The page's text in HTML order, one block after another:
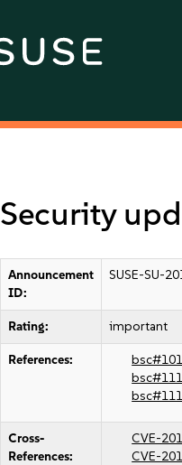
Security
Announcement
ID:
SUSE-SU-
Rating: important
References:
Cross-
References:
CVE-
CVE-